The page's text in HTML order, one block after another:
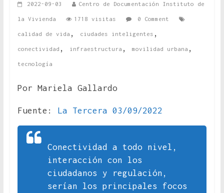
2022-09-03 Centro de Documentación Instituto de
la Vivienda 1718 visitas 0 Comment
calidad de vida , ciudades inteligentes ,
conectividad , infraestructura , movilidad urbana ,
tecnología
Por Mariela Gallardo
Fuente: La Tercera 03/09/2022
Conectividad a todo nivel,
interacción con los
ciudadanos y regulación,
serían los principales focos